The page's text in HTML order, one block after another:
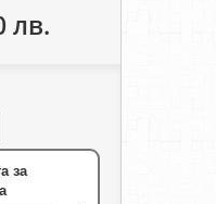
лв.
за